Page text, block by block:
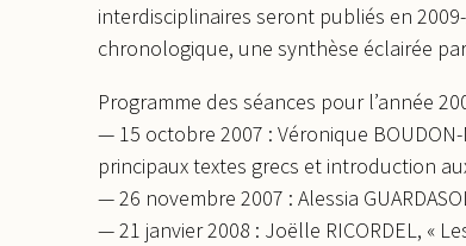
interdisciplinaires seront publiés en
chronologique, une synthèse éclairée
Programme des séances pour l’année
— 15 octobre 2007 : Véronique
principaux textes grecs et introduction
— 26 novembre 2007 : Alessia
— 21 janvier 2008 : Joëlle RICORDEL, «